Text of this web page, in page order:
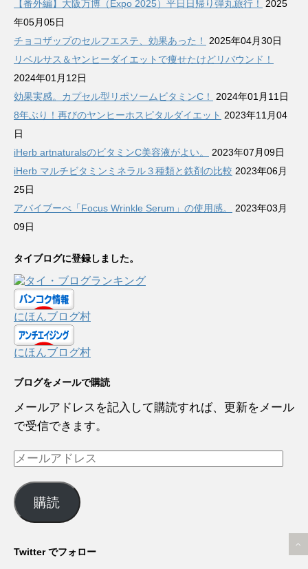
【番外編】大阪万博（Expo 2025）平日日帰り弾丸旅行！
2025
年05月05日
チョコザップのセルフエステ、効果あった！
2025年04月30日
リベルサス＆ヤンヒーダイエットで痩せたけどリバウンド！
2024年01月12日
効果実感。カプセル型リポソームビタミンC！
2024年01月11日
8年ぶり！再びのヤンヒーホスピタルダイエット 2023年11月04
日
iHerb artnaturalsのビタミンC美容液がよい。
2023年07月09日
iHerb マルチビタミンミネラル３種類と鉄剤の比較 2023年06月
25日
アバイブーべ「Focus Wrinkle Serum」の使用感。
2023年03月
09日
タイブログに登録しました。
にほんブログ村
にほんブログ村
ブログをメールで購読
メールアドレスを記入して購読すれば、更新をメール
で受信できます。
メ
ル
ア
レ
購読
Twitter でフォロー